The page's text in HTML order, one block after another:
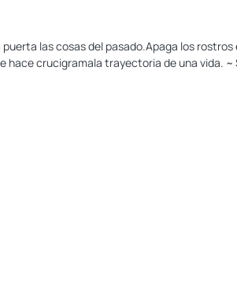
las cosas del pasado.Apaga los
hace crucigramala trayectoria de una vida. ~